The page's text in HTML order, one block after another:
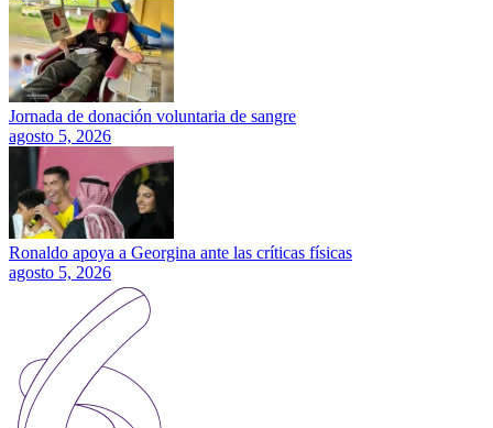
Jornada de donación voluntaria de sangre
agosto 5, 2026
Ronaldo apoya a Georgina ante las críticas físicas
agosto 5, 2026